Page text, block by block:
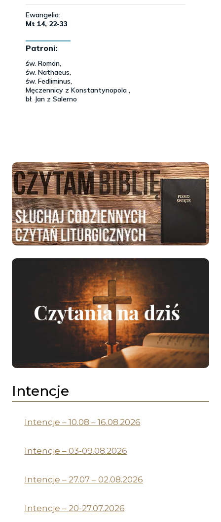
Intencje
Intencje – 10.08 – 16.08.2026
Intencje – 03-09.08.2026
Intencje – 27.07 – 02.08.2026
Intencje – 20-27.07.2026